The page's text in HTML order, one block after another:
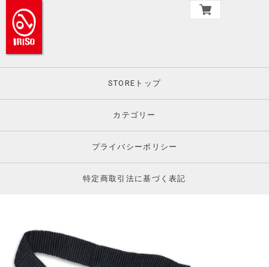
STOREトップ
カテゴリー
プライバシーポリシー
特定商取引法に基づく表記